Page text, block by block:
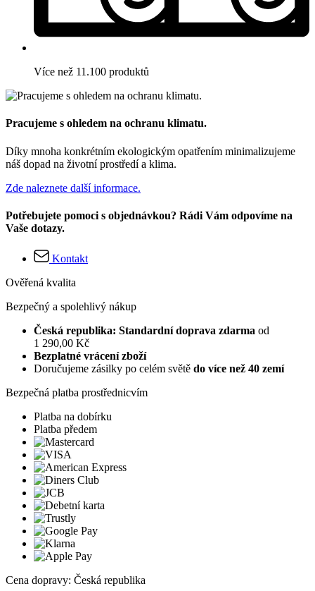
Více než 11.100 produktů
Pracujeme s ohledem na ochranu klimatu.
Díky mnoha konkrétním ekologickým opatřením minimalizujeme
náš dopad na životní prostředí a klima.
Zde naleznete další informace.
Potřebujete pomoci s objednávkou? Rádi Vám odpovíme na
Vaše dotazy.
Kontakt
Ověřená kvalita
Bezpečný a spolehlivý nákup
Česká republika: Standardní doprava zdarma od
1 290,00 Kč
Bezplatné vrácení zboží
Doručujeme zásilky po celém světě do více než 40 zemí
Bezpečná platba prostřednicvím
Platba na dobírku
Platba předem
Cena dopravy: Česká republika